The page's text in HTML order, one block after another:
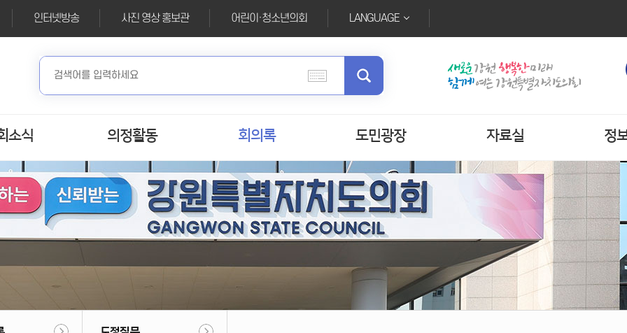
인터넷방송 사진 영상 홍보관 어린이·청소년의회 LANGUAGE
소식 의정활동 회의록 도민광장 자료실 정